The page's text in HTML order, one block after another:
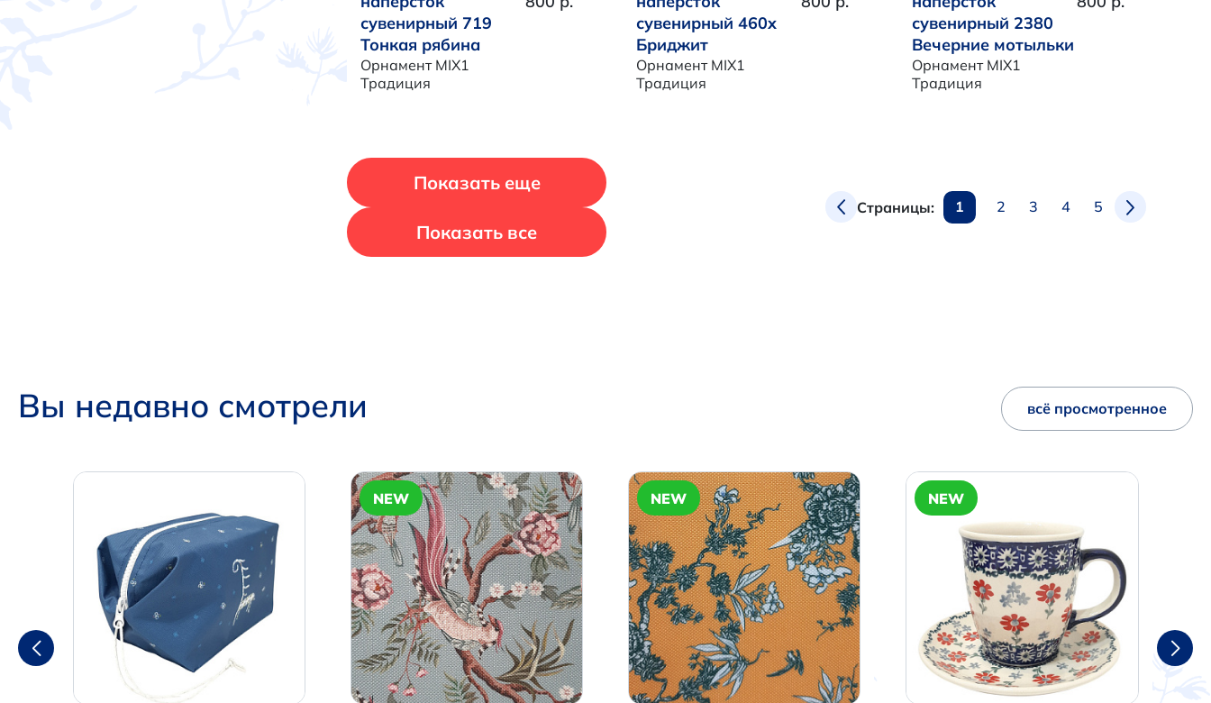
сувенирный 719
Тонкая рябина
Орнамент MIX1
Традиция
сувенирный 460x
Бриджит
Орнамент MIX1
Традиция
сувенирный 2380
Вечерние мотыльки
Орнамент MIX1
Традиция
Показать еще
Показать все
Страницы: 1 2 3 4 5
Вы недавно смотрели всё просмотренное
NEW NEW NEW